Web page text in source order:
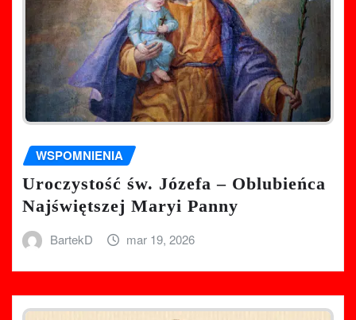
WSPOMNIENIA
Uroczystość św. Józefa – Oblubieńca
Najświętszej Maryi Panny
BartekD mar 19, 2026